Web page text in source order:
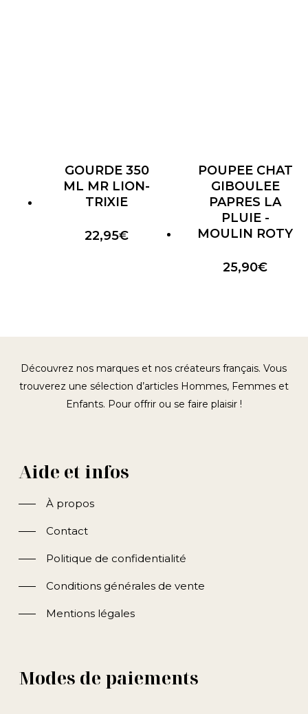
GOURDE 350
ML MR LION-
TRIXIE
22,95€
POUPEE CHAT
GIBOULEE
PAPRES LA
PLUIE -
MOULIN ROTY
25,90€
Découvrez nos marques et nos créateurs français. Vous
trouverez une sélection d’articles Hommes, Femmes et
Enfants. Pour offrir ou se faire plaisir !
Aide et infos
À propos
Contact
Politique de confidentialité
Conditions générales de vente
Mentions légales
Modes de paiements